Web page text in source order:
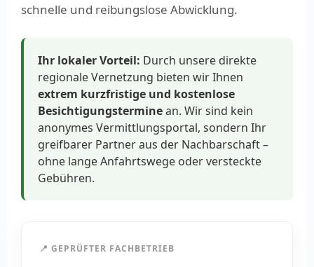
schnelle und reibungslose Abwicklung.
Ihr lokaler Vorteil: Durch unsere direkte
regionale Vernetzung bieten wir Ihnen
extrem kurzfristige und kostenlose
Besichtigungsterminean. Wir sind kein
anonymes Vermittlungsportal, sondern Ihr
greifbarer Partner aus der Nachbarschaft –
ohne lange Anfahrtswege oder versteckte
Gebühren.
📍 GEPRÜFTER FACHBETRIEB